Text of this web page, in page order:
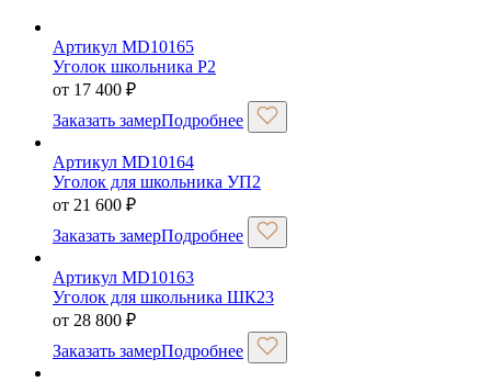
Артикул MD10165
Уголок школьника P2
от 17 400 ₽
Заказать замерПодробнее
Артикул MD10164
Уголок для школьника УП2
от 21 600 ₽
Заказать замерПодробнее
Артикул MD10163
Уголок для школьника ШК23
от 28 800 ₽
Заказать замерПодробнее